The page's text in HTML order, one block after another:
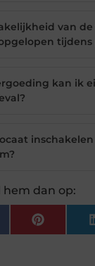
van
tijdens
kan ik
hem dan op:
Pinterest